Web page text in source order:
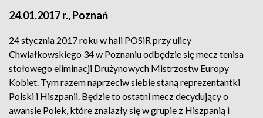
24.01.2017 r., Poznań
24 stycznia 2017 roku w hali POSiR przy ulicy
Chwiałkowskiego 34 w Poznaniu odbędzie się mecz tenisa
stołowego eliminacji Drużynowych Mistrzostw Europy
Kobiet. Tym razem naprzeciw siebie staną reprezentantki
Polski i Hiszpanii. Będzie to ostatni mecz decydujący o
awansie Polek, które znalazły się w grupie z Hiszpanią i